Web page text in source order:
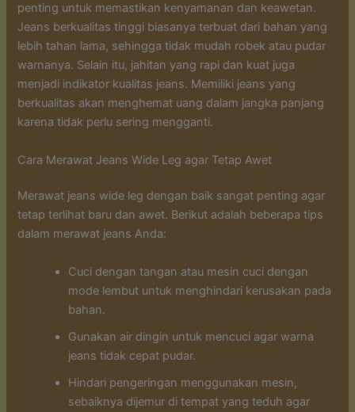
penting untuk memastikan kenyamanan dan keawetan.
Jeans berkualitas tinggi biasanya terbuat dari bahan yang
lebih tahan lama, sehingga tidak mudah robek atau pudar
warnanya. Selain itu, jahitan yang rapi dan kuat juga
menjadi indikator kualitas jeans. Memiliki jeans yang
berkualitas akan menghemat uang dalam jangka panjang
karena tidak perlu sering mengganti.
Cara Merawat Jeans Wide Leg agar Tetap Awet
Merawat jeans wide leg dengan baik sangat penting agar
tetap terlihat baru dan awet. Berikut adalah beberapa tips
dalam merawat jeans Anda:
Cuci dengan tangan atau mesin cuci dengan
mode lembut untuk menghindari kerusakan pada
bahan.
Gunakan air dingin untuk mencuci agar warna
jeans tidak cepat pudar.
Hindari pengeringan menggunakan mesin,
sebaiknya dijemur di tempat yang teduh agar